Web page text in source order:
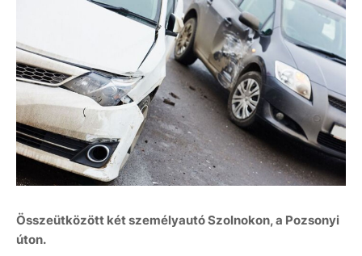
Összeütközött két személyautó Szolnokon, a Pozsonyi
úton.